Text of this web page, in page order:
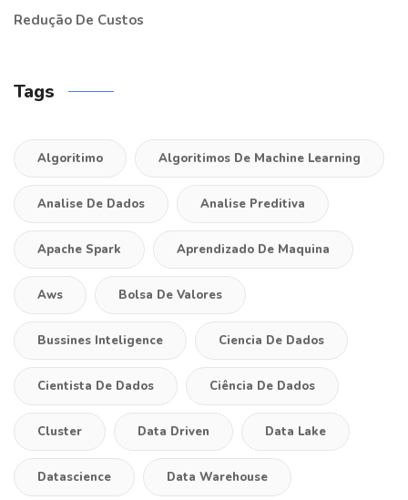
Redução De Custos
Tags
Algoritimo Algoritimos De Machine Learning
Analise De Dados Analise Preditiva
Apache Spark Aprendizado De Maquina
Aws Bolsa De Valores
Bussines Inteligence Ciencia De Dados
Cientista De Dados Ciência De Dados
Cluster Data Driven Data Lake
Datascience Data Warehouse